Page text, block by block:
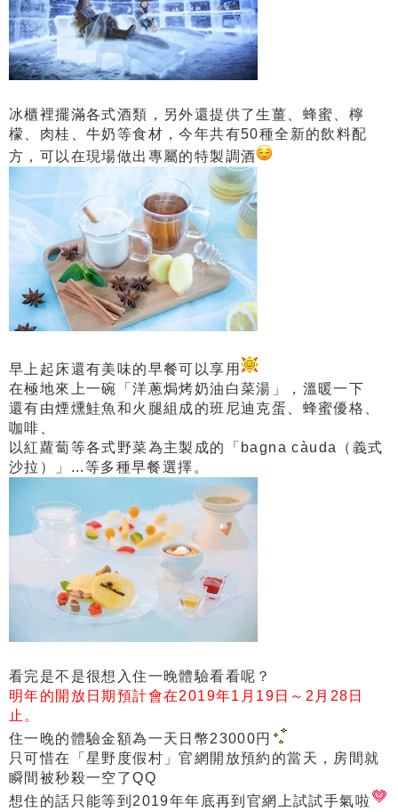
冰櫃裡擺滿各式酒類，另外還提供了生薑、蜂蜜、檸
檬、肉桂、牛奶等食材，今年共有50種全新的飲料配
方，可以在現場做出專屬的特製調酒
早上起床還有美味的早餐可以享用
在極地來上一碗
「洋蔥焗烤奶油白菜湯」，溫暖一下
還有由煙燻鮭魚和火腿組成的班尼迪克蛋、蜂蜜優格、
咖啡、
以紅蘿蔔等各式野菜為主製成的「bagna càuda（義式
沙拉）」...等多種早餐選擇。
看完是不是很想入住一晚體驗看看呢？
明年的開放日期預計會在2019年1月19日～2月28日
止。
住一晚的體驗金額為一天日幣23000円
只可惜在
「星野度假村」官網 開放預約的當天，房間就
瞬間被秒殺一空了QQ
想住的話只能等到2019年年底再到官網上試試手氣啦